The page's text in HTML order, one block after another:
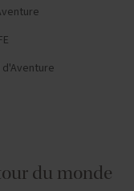
du monde